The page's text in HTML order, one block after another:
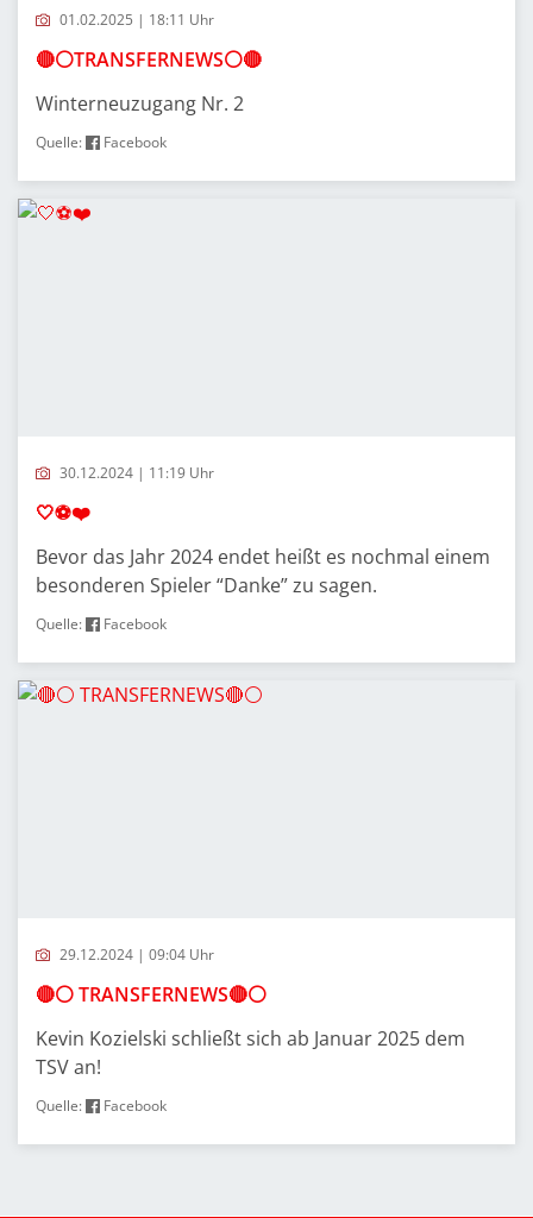
01.02.2025 | 18:11 Uhr
🔴⚪️TRANSFERNEWS⚪️🔴
Winterneuzugang Nr. 2
Quelle: Facebook
30.12.2024 | 11:19 Uhr
🤍⚽️❤️
Bevor das Jahr 2024 endet heißt es nochmal einem
besonderen Spieler “Danke” zu sagen.
Quelle: Facebook
29.12.2024 | 09:04 Uhr
🔴⚪️ TRANSFERNEWS🔴⚪️
Kevin Kozielski schließt sich ab Januar 2025 dem
TSV an!
Quelle: Facebook